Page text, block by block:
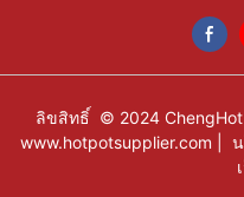
ลิขสิทธิ์ © 2024 ChengHot
www.hotpotsupplier.com